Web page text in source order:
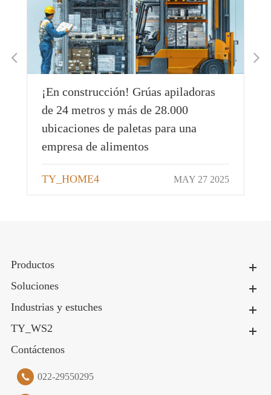
Da un impulso a tu sistema de gestión
de almacenes (WMS)
TY_HOME4
Productos
Soluciones
Industrias y estuches
TY_WS2
Contáctenos
022-29550295